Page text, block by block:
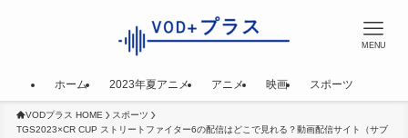
MENU
ホーム 2023年夏アニメ アニメ 映画 スポーツ
VODプラス HOME
スポーツ
TGS2023×CR CUP ストリートファイター6の配信はどこで見れる？動画配信サイト（サブ